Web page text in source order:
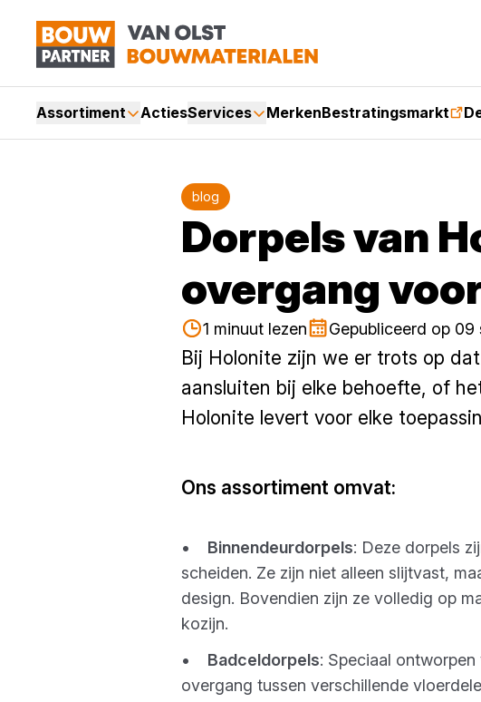
Assortiment ActiesServices MerkenBestratingsmarkt
blog
Dorpels van
overgang
1 minuut lezen Gepubliceerd op 09
Bij Holonite zijn we er trots op
aansluiten bij elke behoefte, of
Holonite levert voor elke
Ons assortiment omvat:
• Binnendeurdorpels: Deze dorpels
scheiden. Ze zijn niet alleen slijtvast,
design. Bovendien zijn ze volledig op
kozijn.
•
Badceldorpels: Speciaal
overgang tussen verschillende